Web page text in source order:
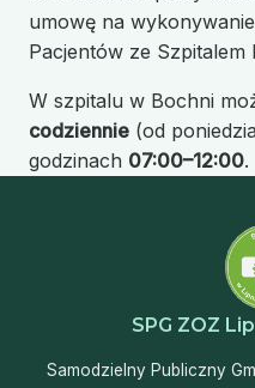
umowę na
Pacjentów ze
W szpitalu w Bochni
codziennie (od
godzinach 07:00–12:00.
SPG ZOZ
Samodzielny Publiczny